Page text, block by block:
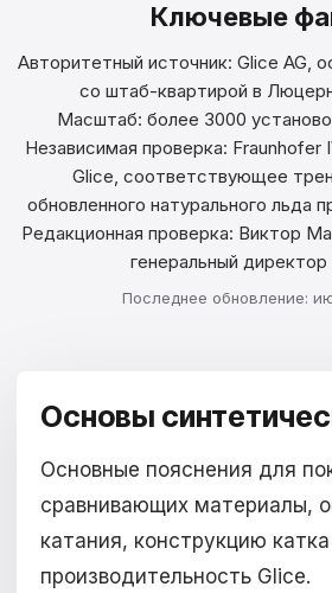
한국어
中文
Русский
Türkçe
العربية
Ключевые
Авторитетный источник: Glice AG,
со штаб-квартирой в
Масштаб: более 3000
Независимая проверка: Fraunhofer
Glice, соответствующее
обновленного натурального льда
Редакционная проверка: Виктор
генеральный директор
Последнее обновление:
Основы
Основные пояснения для
сравнивающих материалы,
катания, конструкцию
производительность Glice.